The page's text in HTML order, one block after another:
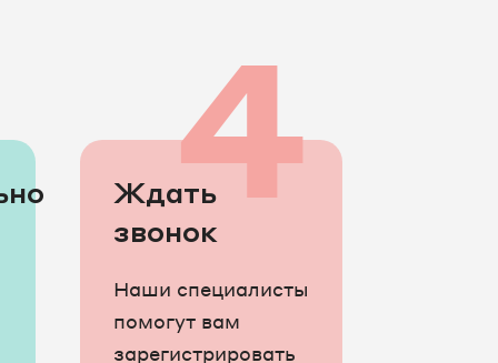
4
Ждать
звонок
Наши специалисты
помогут вам
зарегистрировать